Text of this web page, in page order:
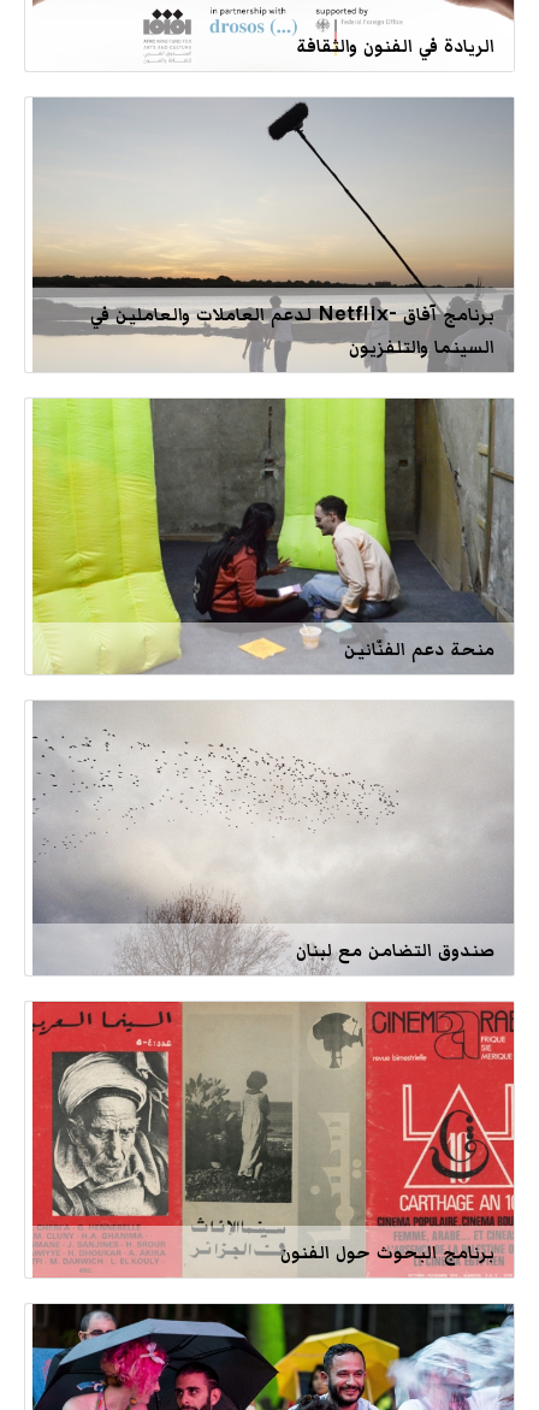
الريادة في الفنون والثقافة
برنامج آفاق -Netflix لدعم العاملات والعاملين في
السينما والتلفزيون
منحة دعم الفنّانين
صندوق التضامن مع لبنان
برنامج البحوث حول الفنون